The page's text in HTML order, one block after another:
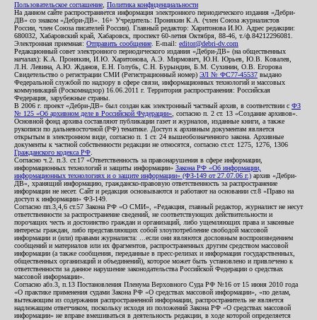
Пользовательское соглашение Политика конфиденциальности
На данном сайте распространяется информация электронного периодического издания «Дебри-
ДВ» со знаком «Дебри-ДВ». 16+ Учредитель: Пронякин К.А. (член Союза журналистов
России, член Союза писателей России). Главный редактор: Харитонова И.Ю. Адрес редакции:
680032, Хабаровский край, Хабаровск, проспект 60-летия Октября, 88-46, т./ф.84212296081.
Электронная приемная: Отправить сообщение . E-mail: editor@debri-dv.com
Редакционный совет электронного периодического издания «Дебри-ДВ» (на общественных
началах): К.А. Пронякин, И.Ю. Харитонова, А.Э. Мирмович, Ю.Н. Юрьев, Ю.В. Ковалев,
Л.Н. Левина, А.Ю. Жданов, Е.Н. Голубь, С.Н. Бурындин, Б.М. Сухинин, О.В. Егорова
Свидетельство о регистрации СМИ (Регистрационный номер) ЭЛ № ФС77-45537 выдано
Федеральной службой по надзору в сфере связи, информационных технологий и массовых
коммуникаций (Роскомнадзор) 16.06.2011 г. Территория распространения: Российская
Федерация, зарубежные страны.
В 2006 г. проект «Дебри-ДВ» был создан как электронный частный архив, в соответствии с ФЗ
№ 125 «Об архивном деле в Российской Федерации» , согласно п. 2 ст. 13 «Создание архивов».
Основной фонд архива составляют публикации газет и журналов, изданные книги, а также
рукописи по дальневосточной (РФ) тематике. Доступ к архивным документам является
открытым в электронном виде, согласно п. 1 ст. 24 вышеобозначенного закона. Архивные
документы к частной собственности редакции не относятся, согласно ст.ст. 1275, 1276, 1306
Гражданского кодекса РФ
Согласно ч.2. п.3. ст.17 «Ответственность за правонарушения в сфере информации,
информационных технологий и защиты информации» Закона РФ «Об информации,
информационных технологиях и о защите информации» (ФЗ-149 от 27.07.06 г.) архив «Дебри-
ДВ», хранящий информацию, гражданско-правовую ответственность за распространение
информации не несет. Сайт и редакция основываются и работают на основании ст.8 «Право на
доступ к информации» ФЗ-149.
Согласно пп.3,4,6 ст.57 Закона РФ «О СМИ», «Редакция, главный редактор, журналист не несут
ответственности за распространение сведений, не соответствующих действительности и
порочащих честь и достоинство граждан и организаций, либо ущемляющих права и законные
интересы граждан, либо представляющих собой злоупотребление свободой массовой
информации и (или) правами журналиста: ...если они являются дословным воспроизведением
сообщений и материалов или их фрагментов, распространенных другим средством массовой
информации (а также сообщения, переданные в пресс-релизах и информация государственных,
общественных организаций и объединений), которое может быть установлено и привлечено к
ответственности за данное нарушение законодательства Российской Федерации о средствах
массовой информации».
Согласно абз.3, п.13 Постановления Пленума Верховного Суда РФ №16 от 15 июня 2010 года
«О практике применения судами Закона РФ «О средствах массовой информации», «по делам,
вытекающим из содержания распространенной информации, распространитель не является
надлежащим ответчиком, поскольку исходя из положений Закона РФ «О средствах массовой
информации» не вправе вмешиваться в деятельность редакции, в ходе которой определяется